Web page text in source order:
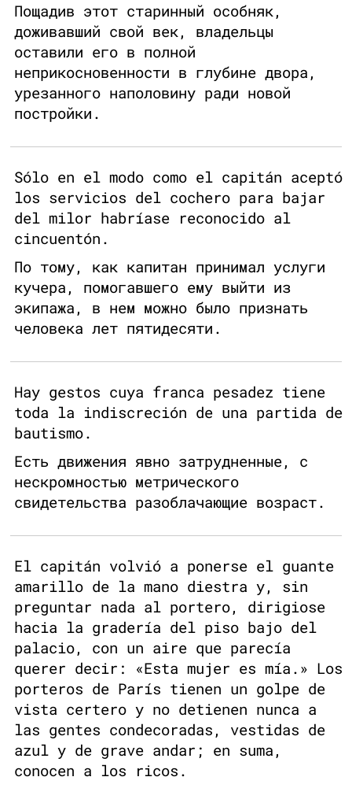
Пощадив этот старинный особняк,
доживавший свой век, владельцы
оставили его в полной
неприкосновенности в глубине двора,
урезанного наполовину ради новой
постройки.
Sólo en el modo como el capitán aceptó
los servicios del cochero para bajar
del milor habríase reconocido al
cincuentón.
По тому, как капитан принимал услуги
кучера, помогавшего ему выйти из
экипажа, в нем можно было признать
человека лет пятидесяти.
Hay gestos cuya franca pesadez tiene
toda la indiscreción de una partida de
bautismo.
Есть движения явно затрудненные, с
нескромностью метрического
свидетельства разоблачающие возраст.
El capitán volvió a ponerse el guante
amarillo de la mano diestra y, sin
preguntar nada al portero, dirigiose
hacia la gradería del piso bajo del
palacio, con un aire que parecía
querer decir: «Esta mujer es mía.» Los
porteros de París tienen un golpe de
vista certero y no detienen nunca a
las gentes condecoradas, vestidas de
azul y de grave andar; en suma,
conocen a los ricos.